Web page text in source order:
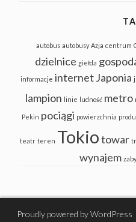
autobus autobusy Azja centrum
dzielnice giełda
informacje internet Japonia
lampion linie ludność metro
Pekin pociągi powierzchnia
teatr teren Tokiotowar
wynajem
Proudly powered by WordPress